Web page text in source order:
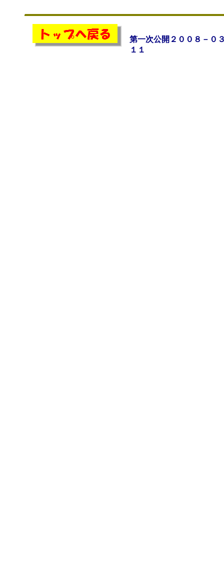
第一次公開２００８－０
１１